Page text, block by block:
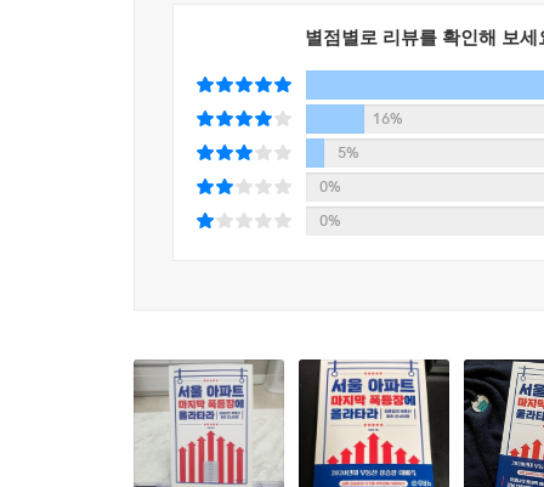
ㆍ현실적 낙관주의자가 되어라. 시장에 공포가
ㆍ주식 가치투자의 아버지 벤저민 그레이엄이 말
ㆍ달걀은 한 바구니에 담아야 한다. 물론 한 바구
산투자는 살얼음판을 걷는 것과 같다. 지금 코로
투자다. 달걀을 여러 바구니에 담는 분산투자는
원 이상이다.
주택시장이 과열되어도 침체되어도, 가장 큰 피해
내면 심각한 부작용이 발생한다. 종부세 폭탄 등
보고 적극적으로 대응해야 한다.
별점별로 리뷰를 확인해 보세
16%
5%
0%
0%